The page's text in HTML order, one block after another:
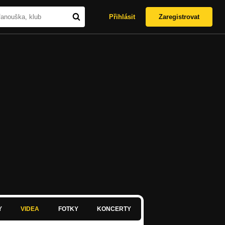
Přihlásit Zaregistrovat
VIDEA FOTKY KONCERTY